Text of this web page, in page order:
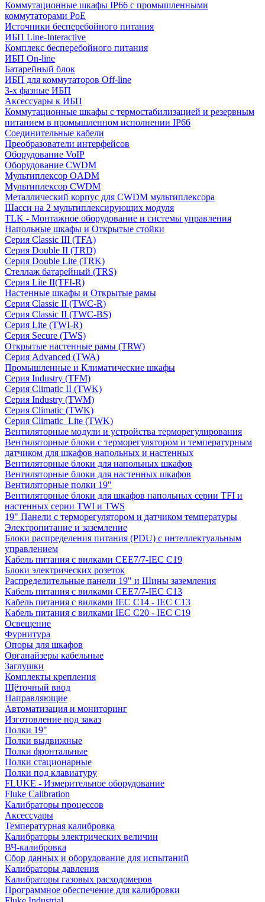
Коммутационные шкафы IP66 c промышленными
коммутаторами PoE
Источники бесперебойного питания
ИБП Line-Interactive
Комплекс бесперебойного питания
ИБП On-line
Батарейный блок
ИБП для коммутаторов Off-line
3-х фазные ИБП
Аксессуары к ИБП
Коммутационные шкафы с термостабилизацией и резервным
питанием в промышленном исполнении IP66
Соединительные кабели
Преобразователи интерфейсов
Оборудование VoIP
Оборудование CWDM
Мультиплекcор OADM
Мультиплексор CWDM
Металлический корпус для CWDM мультиплексора
Шасси на 2 мультиплексирующих модуля
TLK - Монтажное оборудование и системы управления
Напольные шкафы и Открытые стойки
Серия Classic III (TFA)
Серия Double II (TRD)
Серия Double Lite (TRK)
Стеллаж батарейный (TRS)
Серия Lite II(TFI-R)
Настенные шкафы и Открытые рамы
Серия Classic II (TWC-R)
Серия Classic II (TWC-BS)
Серия Lite (TWI-R)
Серия Secure (TWS)
Открытые настенные рамы (TRW)
Серия Advanced (TWA)
Промышленные и Климатические шкафы
Серия Industry (TFM)
Серия Climatic II (TWK)
Серия Industry (TWM)
Серия Climatic (TWK)
Серия Climatic_Lite (TWK)
Вентиляторные модули и устройства терморегулирования
Вентиляторные блоки с терморегулятором и температурным
датчиком для шкафов напольных и настенных
Вентиляторные блоки для напольных шкафов
Вентиляторные блоки для настенных шкафов
Вентиляторные полки 19"
Вентиляторные блоки для шкафов напольных серии TFI и
настенных серии TWI и TWS
19" Панели с терморегулятором и датчиком температуры
Электропитание и заземление
Блоки распределения питания (PDU) с интеллектуальным
управлением
Кабель питания с вилками CEE7/7-IEC C19
Блоки электрических розеток
Распределительные панели 19" и Шины заземления
Кабель питания с вилками CEE7/7-IEC C13
Кабель питания с вилками IEC C14 - IEC C13
Кабель питания с вилками IEC C20 - IEC C19
Освещение
Фурнитура
Опоры для шкафов
Органайзеры кабельные
Заглушки
Комплекты крепления
Щёточный ввод
Направляющие
Автоматизация и мониторинг
Изготовление под заказ
Полки 19"
Полки выдвижные
Полки фронтальные
Полки стационарные
Полки под клавиатуру
FLUKE - Измерительное оборудование
Fluke Calibration
Калибраторы процессов
Аксессуары
Температурная калибровка
Калибраторы электрических величин
ВЧ-калибровка
Сбор данных и оборудование для испытаний
Калибраторы давления
Калибраторы газовых расходомеров
Программное обеспечение для калибровки